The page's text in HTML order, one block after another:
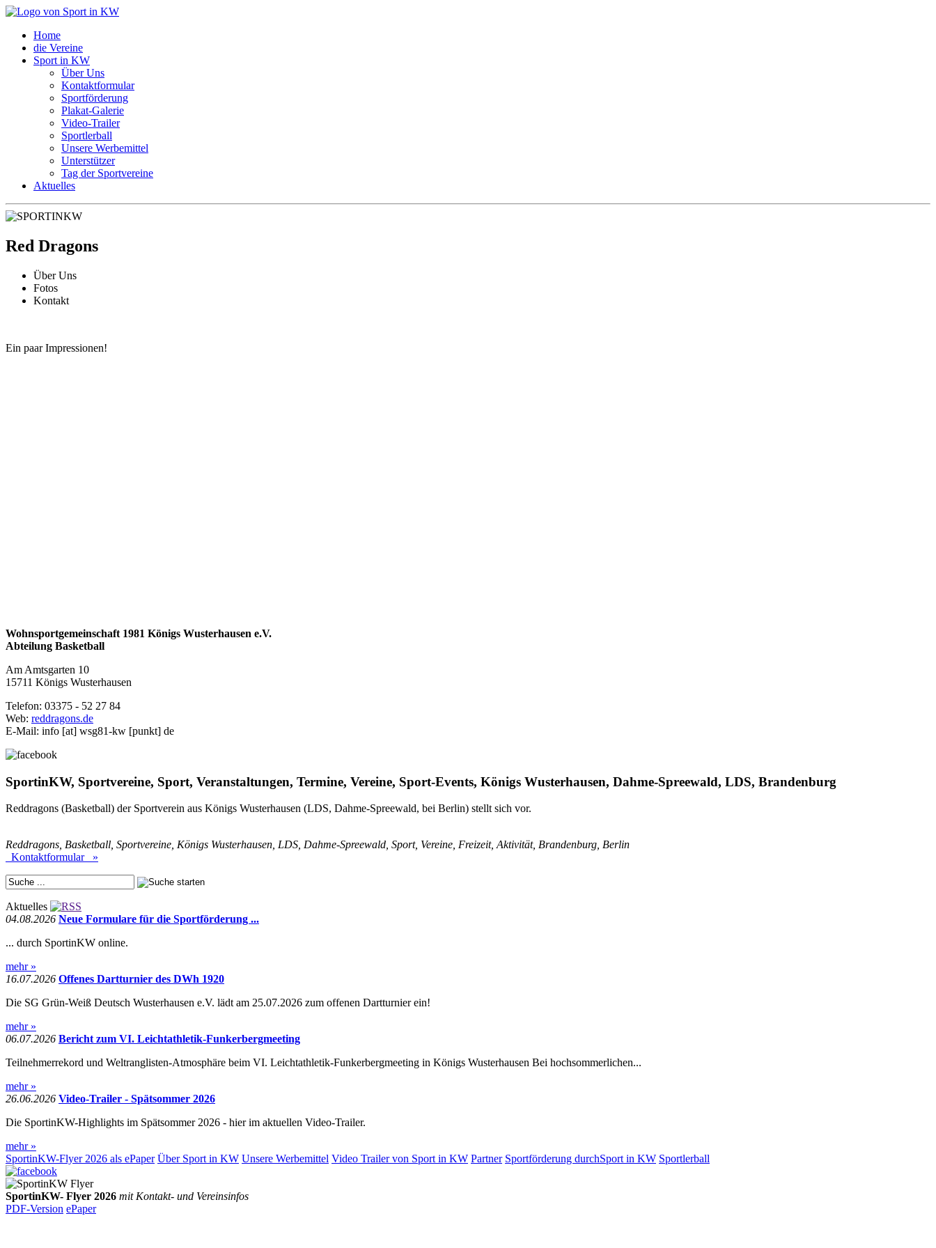
Home
die Vereine
Sport in KW
Über Uns
Kontaktformular
Sportförderung
Plakat-Galerie
Video-Trailer
Sportlerball
Unsere Werbemittel
Unterstützer
Tag der Sportvereine
Aktuelles
Red Dragons
Über Uns
Fotos
Kontakt
Ein paar Impressionen!
Wohnsportgemeinschaft 1981 Königs Wusterhausen e.V.
Abteilung Basketball
Am Amtsgarten 10
15711 Königs Wusterhausen
Telefon: 03375 - 52 27 84
Web: reddragons.de
E-Mail: info [at] wsg81-kw [punkt] de
SportinKW, Sportvereine, Sport, Veranstaltungen, Termine, Vereine, Sport-Events, Königs Wusterhausen, Dahme-Spreewald, LDS, Brandenburg
Reddragons (Basketball) der Sportverein aus Königs Wusterhausen (LDS, Dahme-Spreewald, bei Berlin) stellt sich vor.
Reddragons, Basketball, Sportvereine, Königs Wusterhausen, LDS, Dahme-Spreewald, Sport, Vereine, Freizeit, Aktivität, Brandenburg, Berlin
Kontaktformular »
Aktuelles
04.08.2026 Neue Formulare für die Sportförderung ...
... durch SportinKW online.
mehr »
16.07.2026 Offenes Dartturnier des DWh 1920
Die SG Grün-Weiß Deutsch Wusterhausen e.V. lädt am 25.07.2026 zum offenen Dartturnier ein!
mehr »
06.07.2026 Bericht zum VI. Leichtathletik-Funkerbergmeeting
Teilnehmerrekord und Weltranglisten-Atmosphäre beim VI. Leichtathletik-Funkerbergmeeting in Königs Wusterhausen Bei hochsommerlichen...
mehr »
26.06.2026 Video-Trailer - Spätsommer 2026
Die SportinKW-Highlights im Spätsommer 2026 - hier im aktuellen Video-Trailer.
mehr »
SportinKW-Flyer 2026 als ePaper Über Sport in KW Unsere Werbemittel Video Trailer von Sport in KW Partner Sportförderung durchSport in KW Sportlerball
SportinKW- Flyer 2026 mit Kontakt- und Vereinsinfos
PDF-Version ePaper